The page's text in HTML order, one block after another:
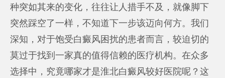
种突如其来的变化，往往让人措手不及，就像脚下
突然踩空了一样，不知道下一步该迈向何方。我们
深知，对于饱受白癜风困扰的患者而言，较迫切的
莫过于找到一家真的值得信赖的医疗机构。在众多
选择中，究竟哪家才是淮北白癜风较好医院呢？这